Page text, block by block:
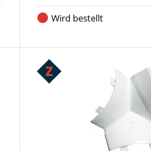
Wird bestellt